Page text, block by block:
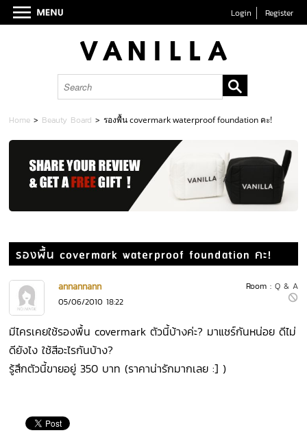
Login Register
Home > Beauty Board >รองพื้น covermark waterproof foundation คะ!
รองพื้น covermark waterproof foundation คะ!
Room : Q & A
annannann
05/06/2010 18:22
มีไครเคยใช้รองพื้น covermark ตัวนี้บ้างค่ะ? มาแชร์กันหน่อย ดีไม่
ดียังไง ใช้สีอะไรกันบ้าง?
รู้สึกตัวนี้ขายอยู่ 350 บาท (ราคาน่ารักมากเลย :] )